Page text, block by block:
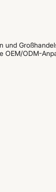
und
OEM/ODM-